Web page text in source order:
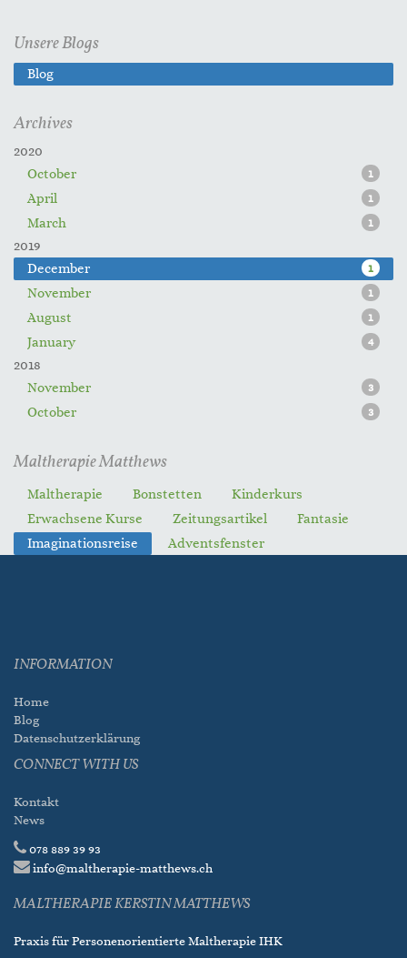
Unsere Blogs
Blog
Archives
2020
October
1
April 1
March 1
2019
December
1
November 1
August 1
January 4
2018
November
3
October 3
Maltherapie Matthews
Maltherapie Bonstetten
Kinderkurs
Erwachsene Kurse
Zeitungsartikel
Fantasie
Imaginationsreise
Adventsfenster
INFORMATION
Home
Blog
Datenschutzerklärung
CONNECT WITH US
Kontakt
News
078 889 39 93
info@maltherapie-matthews.ch
MALTHERAPIE KERSTIN MATTHEWS
Praxis für Personenorientierte Maltherapie IHK